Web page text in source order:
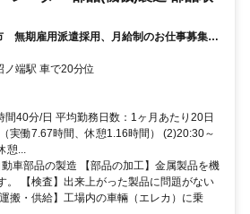
無期雇用派遣採用、月給制のお仕事募集で
ノ端駅 車で20分位
間40分/日 平均勤務日数：1ヶ月あたり20日
実働7.67時間、休憩1.16時間） (2)20:30～
...
車部品の製造 【部品の加工】金属製品を機
。 【検査】出来上がった製品に問題がない
搬・供給】工場内の車輛（エレカ）に乗